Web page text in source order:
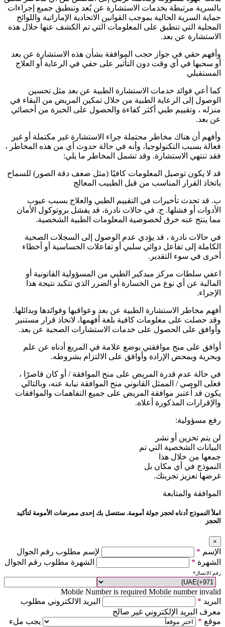
بالسرية مرتبطة بخدمات الاستشارة عن بُعد وتنطبق جميع إجراءات
حماية السرية الحالية بموجب القوانين الاتحادية الإماراتية واللوائح
المحلية التي تنطبق على المعلومات التي تم الكشف عنها خلال هذه
الاستشارة عن بعد.
وأفهم حقي في جواز حجب الموافقة بشأن هذه الاستشارة عن بعد
أو سحبها في أي وقت دون التأثير على حقي في الرعاية أو العلاج
المستقبلي
كما أعي فوائد خدمات الاستشارة الطبية عن بعد مثل تحسين
الوصول إلى الرعاية الطبية من خلال تمكين المريض من البقاء في
منزله ، وتقييم طبي أكثر كفاءة والحصول على الخبرة من أخصائي
عن بعد.
وأفهم أن هناك مخاطر محتملة جراء الاستشارة غير مكتملة أو غير
فعالة بسبب التكنولوجيا، وأنه في حالة حدوث أي من هذه المخاطر ،
فقد تنتهي الاستشارة. وقد تشمل المخاطر ما يلي:
قد لا يكون توصيل المعلومات كافيًا (مثل ضعف دقة الصور) للسماح
باتخاذ القرار المناسب من قبل الطبيب المعالج
ب. قد تحدث تأخيرات في التقييم الطبي والعلاج بسبب عيوب
الأدوات أو فشلها. ج. في حالات نادرة، قد يفشل بروتوكول الأمان
مما ينتج عنه خرق لخصوصية المعلومات الطبية الشخصية.
في حالات نادرة ، قد يؤدي عدم الوصول إلى السجلات الصحية
الكاملة إلى تفاعل دوائي سلبي أو تفاعلات الحساسية أو أخطاء
أخرى في سوء التقدير.
اعفي سلطات مركز ميدكير الطبي من المسؤولية القانونية أو
المالية عن أي نوع من الخسارة أو الضرر الذي تتكبد نتيجة هذا
الإجراء.
أفهم مخاطر الاستشارة الطبية عن بعد وعواقبها وفوائدها وبدائلها.
وقد حصلت على معلومات كافية بلغة أفهمها، لاتخاذ قرار مستنير
وأوافق على الحصول على خدمات الاستشارات الصحية عن بعد.
أوافق على منح موافقتي بوضع علامة في المربع أدناه عن علم
وبحرية وبمحض الإرادة وأوافق على الالتزام بشروطه.
في حالة عدم قدرة المريض على منح الموافقة / أو كان قاصرًا ،
فعلى الوصي / الممثل القانوني منح الموافقة نيابة عنه، وبالتالي
يكون قد اُعتبر موافقة المريض على جميع التفاهمات والموافقات
والإقرارات المذكورة أعلاه.
رفع مسؤولية:
لن يتم تخزين أو نشر
البيانات الشخصية التي تم
جمعها من خلال هذا
النموذج في أي مكان بل
غرضها تعزيز تجربتك.
الموافقة والمتابعة
املأ النموذج أدناه لحجز جولة أمومة. ستتصل بك إحدى ممرضات الأمومة لتأكيد
الحجز
×
الإسم *
لإسم مطلوب رقم الجوال
الشهرة * الشهرة مطلوب رقم الجوال
رقم الاتصال*
Mobile Number is required Mobile number invalid
البريد *
البريد الالكتروني مطلوب
معرف البريد الإلكتروني غير صالح
موقع *
يجب ملء